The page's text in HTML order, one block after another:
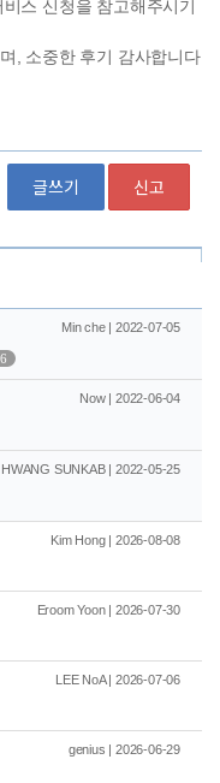
글쓰기 신고